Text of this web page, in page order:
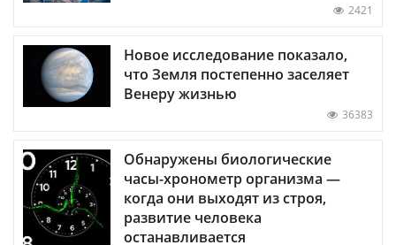
2421
Новое исследование показало,
что Земля постепенно заселяет
Венеру жизнью
36383
Обнаружены биологические
часы-хронометр организма —
когда они выходят из строя,
развитие человека
останавливается